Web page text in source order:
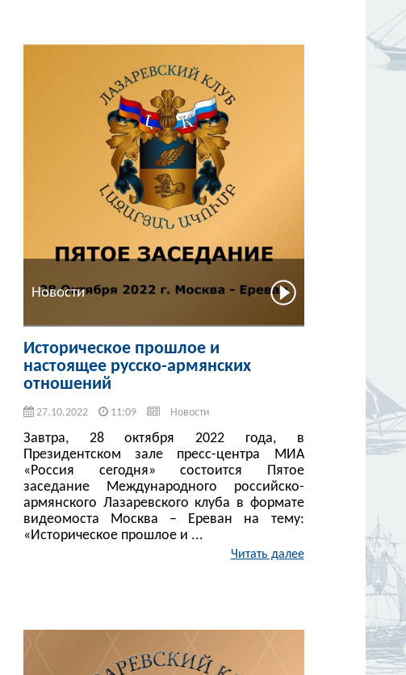
Новости
Историческое прошлое и
настоящее русско-армянских
отношений
27.10.2022 11:09 Новости
Завтра, 28 октября 2022 года, в
Президентском зале пресс-центра МИА
«Россия сегодня» состоится Пятое
заседание Международного российско-
армянского Лазаревского клуба в формате
видеомоста Москва – Ереван на тему:
«Историческое прошлое и ...
Читать далее